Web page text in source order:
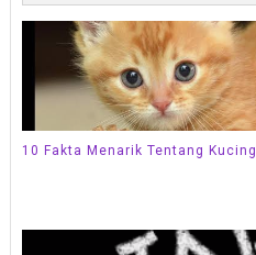
10 Fakta Menarik Tentang Kucing